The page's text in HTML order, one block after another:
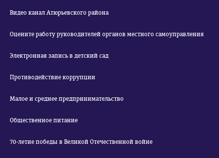
Видео канал Атюрьевского района
Оцените работу руководителей органов местного самоуправления
Электронная запись в детский сад
Противодействие коррупции
Малое и среднее предпринимательство
Общественное питание
70-летие победы в Великой Отечественной войне